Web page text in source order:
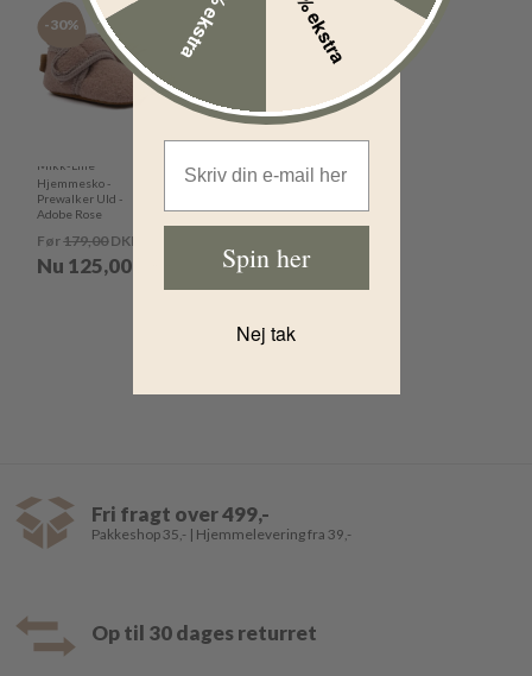
-30%
Mikk-Line
Hjemmesko -
Prewalker Uld -
Adobe Rose
Før179,00DKK
Nu 125,00
Fri fragt over 499,-
Pakkeshop 35,- | Hjemmelevering fra 39,-
Op til 30 dages returret
Spin her
Nej tak